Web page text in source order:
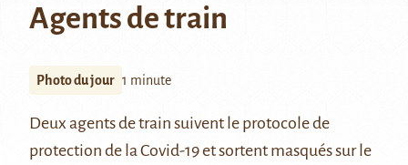
Agents de train
Photo du jour 1 minute
Deux agents de train suivent le protocole de
protection de la Covid-19 et sortent masqués sur le